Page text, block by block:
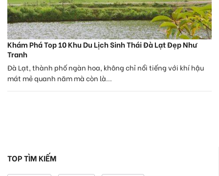
Khám Phá Top 10 Khu Du Lịch Sinh Thái Đà Lạt Đẹp Như
Tranh
Đà Lạt, thành phố ngàn hoa, không chỉ nổi tiếng với khí hậu
mát mẻ quanh năm mà còn là...
TOP TÌM KIẾM